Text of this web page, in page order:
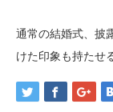
通常の結婚式、披
けた印象も持たせ